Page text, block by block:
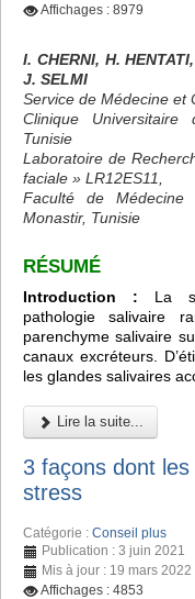
Affichages : 8979
I. CHERNI, H.
J. SELMI
Service de Médecine et
Clinique
Tunisie
Laboratoire de
faciale » LR12ES11,
Faculté de Médecine
Monastir, Tunisie
RÉSUMÉ
Introduction : La
pathologie salivaire
parenchyme salivaire
canaux excréteurs.
les glandes salivaires
Lire la suite...
3 façons dont
stress
Catégorie : Conseil plus
Publication : 3 juin 2021
Mis à jour : 19 mars 2022
Affichages : 4853